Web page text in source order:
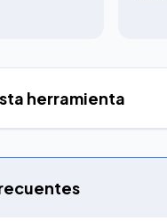
herramienta
estudies termodinámica